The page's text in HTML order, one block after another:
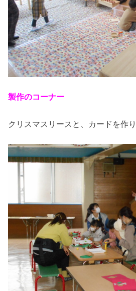
製作のコーナー
クリスマスリースと、カードを作り